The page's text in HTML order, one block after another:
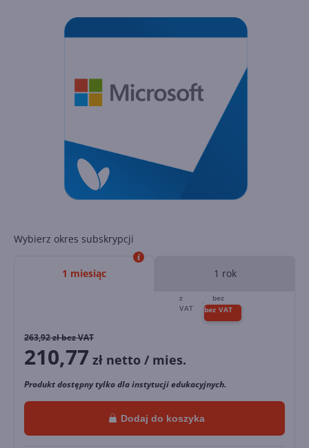
Wybierz okres subskrypcji
1 miesiąc 1 rok
263,92zł bez VAT
210,77 zł netto / mies.
Produkt dostępny tylko dla instytucji edukacyjnych.
Dodaj do koszyka